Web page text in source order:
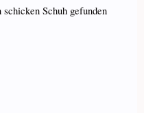
Schuh gefunden